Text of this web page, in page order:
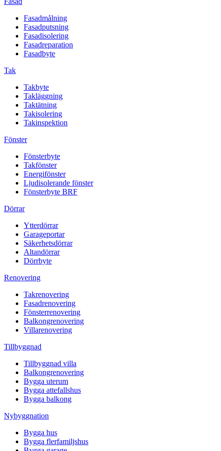
Fasadmålning
Fasadputsning
Fasadisolering
Fasadreparation
Fasadbyte
Tak
Takbyte
Takläggning
Taktätning
Takisolering
Takinspektion
Fönster
Fönsterbyte
Takfönster
Energifönster
Ljudisolerande fönster
Fönsterbyte BRF
Dörrar
Ytterdörrar
Garageportar
Säkerhetsdörrar
Altandörrar
Dörrbyte
Renovering
Takrenovering
Fasadrenovering
Fönsterrenovering
Balkongrenovering
Villarenovering
Tillbyggnad
Tillbyggnad villa
Balkongrenovering
Bygga uterum
Bygga attefallshus
Bygga balkong
Nybyggnation
Bygga hus
Bygga flerfamiljshus